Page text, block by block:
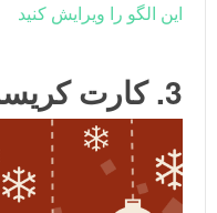
این الگو را ویرایش کنید
3. کارت کریسمس زیبا